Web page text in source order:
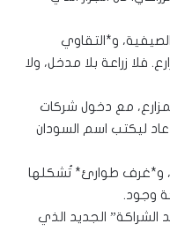
الصيفية، و*التقاوي
فلا زراعة بلا مدخل، ولا
المزارع، مع دخول شركات
ليكتب اسم السودان
و*غرف طوارئ* تُشكلها
وجود.
الجديد الذي